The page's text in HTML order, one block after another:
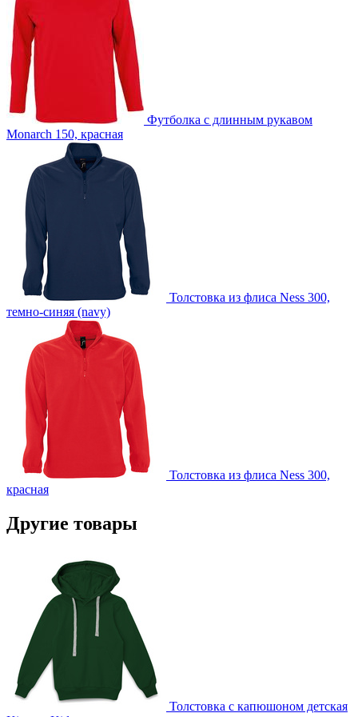
D3 -Шелкография с трансфером (5 цветов)
custm -Лейблы и шильды
Футболка с длинным рукавом
Monarch 150, красная
Толстовка из флиса Ness 300,
темно-синяя (navy)
Толстовка из флиса Ness 300,
красная
Другие товары
Толстовка с капюшоном детская